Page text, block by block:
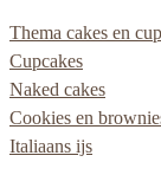
Thema cakes en
Cupcakes
Naked cakes
Cookies en
Italiaans ijs